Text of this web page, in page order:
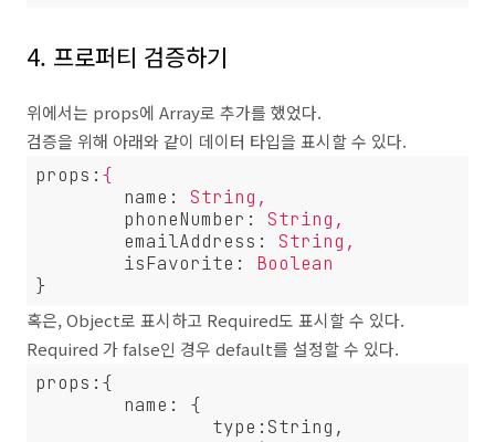
4. 프로퍼티 검증하기
위에서는 props에 Array로 추가를 했었다.
검증을 위해 아래와 같이 데이터 타입을 표시할 수 있다.
props : {
name : String,
phoneNumber : String,
emailAddress : String,
isFavorite : Boolean
}
혹은, Object로 표시하고 Required도 표시할 수 있다.
Required 가 false인 경우 default를 설정할 수 있다.
props:{